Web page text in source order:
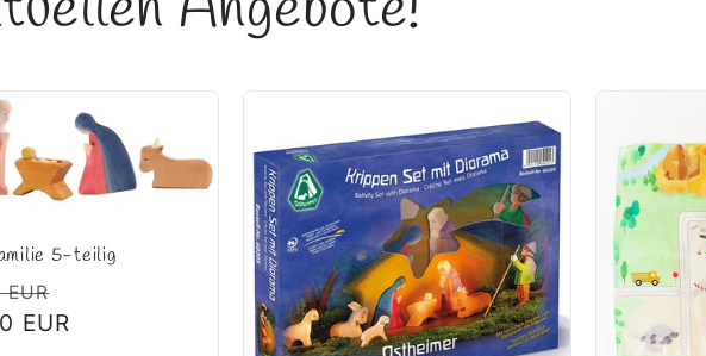
5-teilig
EUR